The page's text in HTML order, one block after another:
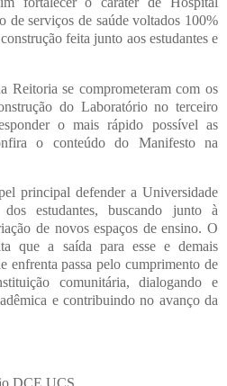
de serviços de saúde voltados 100%
feita junto aos estudantes e
Reitoria se comprometeram com os
do Laboratório no terceiro
o mais rápido possível as
o conteúdo do Manifesto na
principal defender a Universidade
estudantes, buscando junto à
de novos espaços de ensino. O
que a saída para esse e demais
enfrenta passa pelo cumprimento de
comunitária, dialogando e
e contribuindo no avanço da
DCE UCS